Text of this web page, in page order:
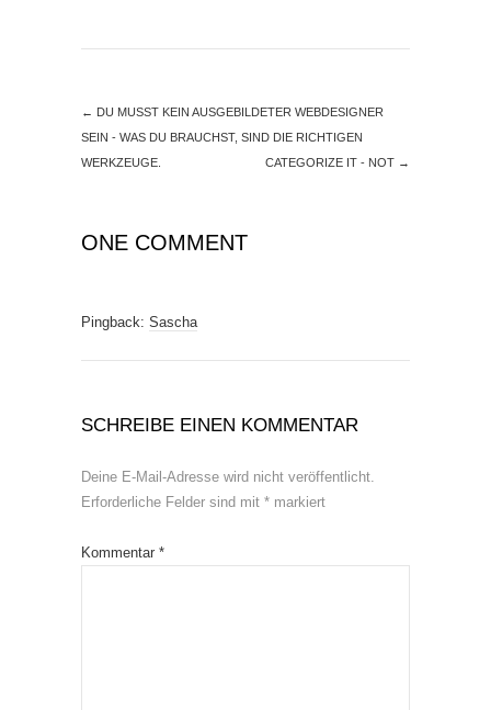
← DU MUSST KEIN AUSGEBILDETER WEBDESIGNER
SEIN - WAS DU BRAUCHST, SIND DIE RICHTIGEN
WERKZEUGE.
CATEGORIZE IT - NOT →
ONE COMMENT
Pingback: Sascha
SCHREIBE EINEN KOMMENTAR
Deine E-Mail-Adresse wird nicht veröffentlicht.
Erforderliche Felder sind mit * markiert
Kommentar *